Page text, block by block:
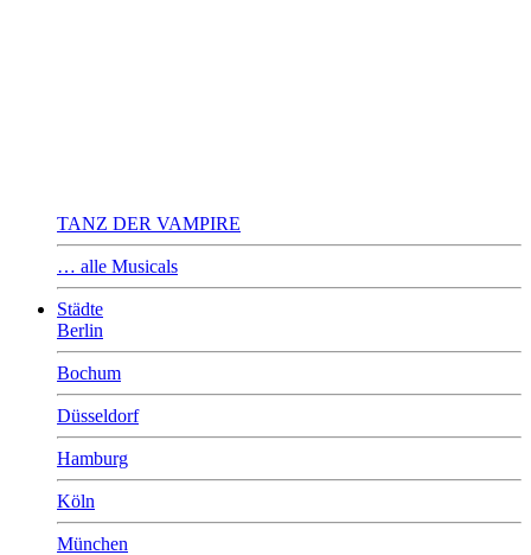
TANZ DER VAMPIRE
… alle Musicals
Städte
Berlin
Bochum
Düsseldorf
Hamburg
Köln
München